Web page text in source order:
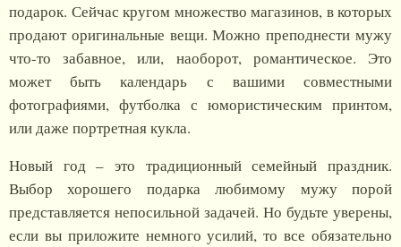
подарок. Сейчас кругом множество магазинов, в которых
продают оригинальные вещи. Можно преподнести мужу
что-то забавное, или, наоборот, романтическое. Это
может быть календарь с вашими совместными
фотографиями, футболка с юмористическим принтом,
или даже портретная кукла.
Новый год – это традиционный семейный праздник.
Выбор хорошего подарка любимому мужу порой
представляется непосильной задачей. Но будьте уверены,
если вы приложите немного усилий, то все обязательно